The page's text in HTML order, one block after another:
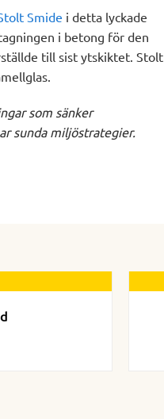
Smide i detta lyckade
i betong för den
till sist ytskiktet. Stolt
som sänker
sunda miljöstrategier.